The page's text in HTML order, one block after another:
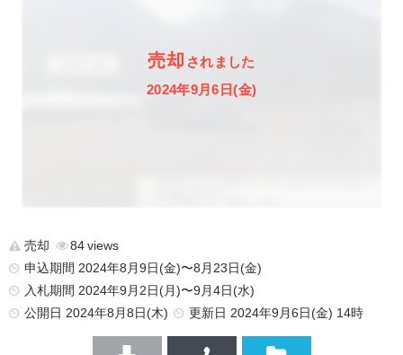
売却 されました
2024年9月6日(金)
売却
84
申込期間 2024年8月9日(金)〜8月23日(金)
入札期間 2024年9月2日(月)〜9月4日(水)
公開日 2024年8月8日(木) 更新日 2024年9月6日(金) 14時